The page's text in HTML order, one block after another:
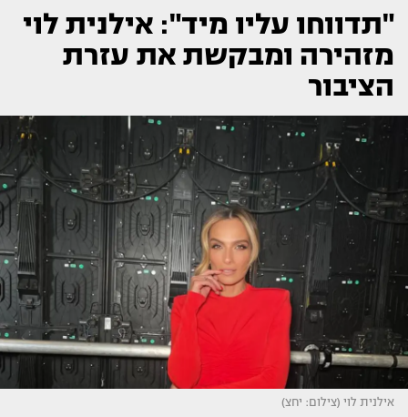
"תדווחו עליו מיד": אילנית לוי
מזהירה ומבקשת את עזרת
הציבור
אילנית לוי (צילום: יחצ)